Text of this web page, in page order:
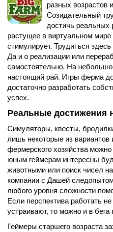
разных возрастов
Созидательный
достичь реальных
растущее в виртуальном мире
стимулирует. Трудиться
Да и о реализации или
самостоятельно. На
настоящий рай. Игры ферма
достаточно разработать
успех.
Реальные достижения
Симуляторы, квесты,
лишь некоторые из
фермерского хозяйства
юным геймерам интересны
животными или поиск чисел
компании с Дашей
любого уровня сложности
Если перспектива работать
устраивают, то можно и в
Геймеры старшего возраста